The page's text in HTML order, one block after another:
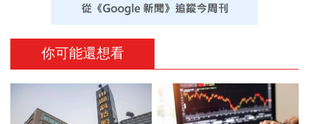
你可能還想看